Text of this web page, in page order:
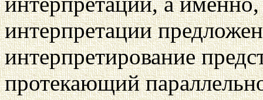
интерпретации
интерпретирование
протекающий